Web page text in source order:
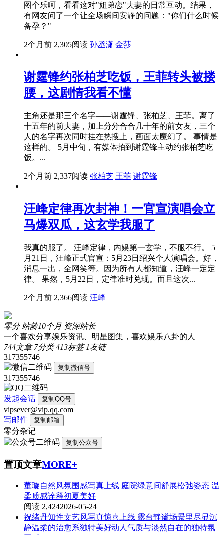
图个乐呵，看看这对"姐弟恋"夫妻的日常互动。结果，
有网友问了一个让全场瞬间安静的问题："你们什么时候
备孕？"
2个月前 2,305阅读 孙丞潇 金莎
谢霆锋约张柏芝吃饭，王菲转头被搂
腰，这剧情我看不懂
主角还是那三个名字——谢霆锋、张柏芝、王菲。离了
十五年的前夫妻，加上分分合合几十年的前女友，三个
人的名字再次同时挂在热搜上，画面太魔幻了。 事情是
这样的。 5月中旬，有媒体拍到谢霆锋主动约张柏芝吃
饭。...
2个月前 2,337阅读 张柏芝 王菲 谢霆锋
汪峰定律再次封神！一官宣演唱会立
马爆双瓜，这玄学我服了
我真的服了。 汪峰定律，内娱第一玄学，不服不行。 5
月21日，汪峰正式官宣：5月23日绍兴个人演唱会。好，
消息一出，全网笑等。因为所有人都知道，汪峰一定定
律。 果然，5月22日，定律准时兑现。而且这次...
2个月前 2,366阅读 汪峰
零分 站龄10个月 资深站长
一个喜欢分享娱乐资讯、明星图集，喜欢娱乐八卦的人
744文章 7分类 413标签 1友链
317355746
复制微信号
317355746
发起会话 复制QQ号
vipsever@vip.qq.com
写邮件
复制邮箱
零分杂记
复制公众号
置顶文章MORE+
董璇自然风氛围感写真上线 庭院绿意间舒展松弛姿态 温
柔质感诠释初夏美好
阅读 2,4242026-05-24
祝绪丹知性文艺风写真惊喜上线 露台静谧场景里尽显沉
静温柔的治愈系独特美好动人气质与淡然自在的独特氛